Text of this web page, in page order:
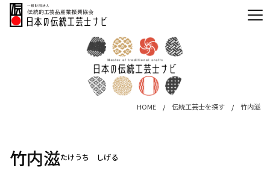
HOME 伝統工芸士を探す 竹内滋
竹内滋たけうち しげる